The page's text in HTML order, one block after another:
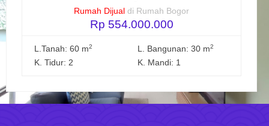
Rumah Dijual di Rumah Bogor
Rp 554.000.000
L.Tanah: 60 m2 L. Bangunan: 30 m2
K. Tidur: 2 K. Mandi: 1